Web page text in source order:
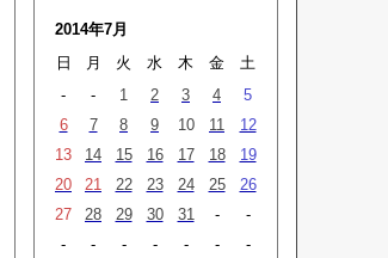
2014年7月
日
月 火 水 木 金
土
-
- 1 2 3 4
5
6
7 8 9 10 11
12
13
14 15 16 17 18
19
20
21 22 23 24 25
26
27
28 29 30 31 -
-
-
- - - - -
-